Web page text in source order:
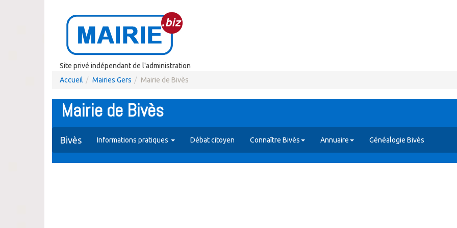
Site privé indépendant de l'administration
Accueil
Mairies Gers Mairie de Bivès
Mairie de Bivès
Bivès Informations pratiques Débat citoyen Connaître Bivès Annuaire Généalogie Bivès